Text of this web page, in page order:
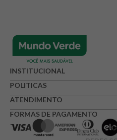
INSTITUCIONAL
POLITICAS
ATENDIMENTO
FORMAS DE PAGAMENTO